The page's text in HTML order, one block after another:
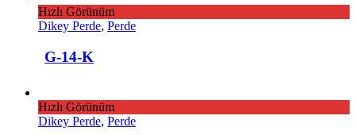
Hızlı Görünüm
Dikey Perde, Perde
G-14-K
Hızlı Görünüm
Dikey Perde, Perde